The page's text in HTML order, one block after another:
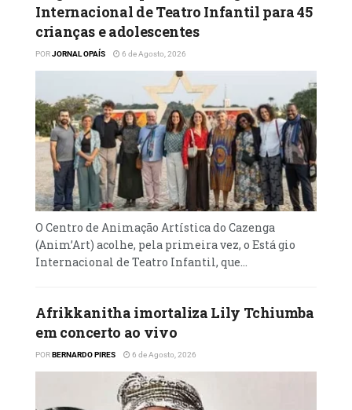
Internacional de Teatro Infantil para 45
crianças e adolescentes
PORJORNAL OPAÍS 6 de Agosto, 2026
O Centro de Animação Artística do Cazenga
(Anim’Art) acolhe, pela primeira vez, o Está gio
Internacional de Teatro Infantil, que...
Afrikkanitha imortaliza Lily Tchiumba
em concerto ao vivo
PORBERNARDO PIRES 6 de Agosto, 2026